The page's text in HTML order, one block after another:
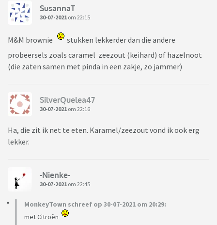
SusannaT
30-07-2021 om 22:15
M&M brownie
stukken lekkerder dan die andere
probeersels zoals caramel zeezout (keihard) of hazelnoot
(die zaten samen met pinda in een zakje, zo jammer)
SilverQuelea47
30-07-2021 om 22:16
Ha, die zit ik net te eten. Karamel/zeezout vond ik ook erg
lekker.
-Nienke-
30-07-2021 om 22:45
MonkeyTown schreef op 30-07-2021 om 20:29:
met Citroën